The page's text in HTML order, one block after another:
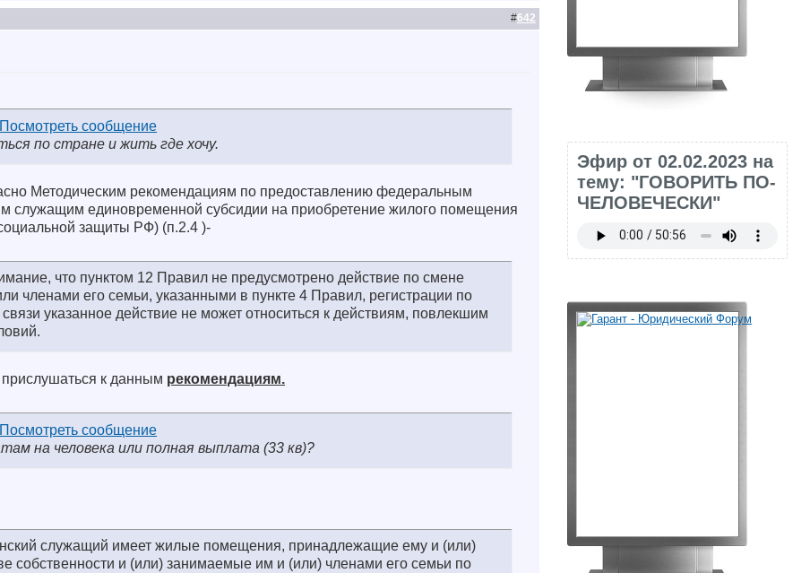
#642
по стране и жить где хочу.
Методическим рекомендациям по предоставлению федеральным
служащим единовременной субсидии на приобретение жилого помещения
защиты РФ) (п.2.4 )-
что пунктом 12 Правил не предусмотрено действие по смене
членами его семьи, указанными в пункте 4 Правил, регистрации по
указанное действие не может относиться к действиям, повлекшим
к данным рекомендациям.
на человека или полная выплата (33 кв)?
служащий имеет жилые помещения, принадлежащие ему и (или)
собственности и (или) занимаемые им и (или) членами его семьи по
Эфир от 02.02.2023 на
тему: "ГОВОРИТЬ ПО-
ЧЕЛОВЕЧЕСКИ"